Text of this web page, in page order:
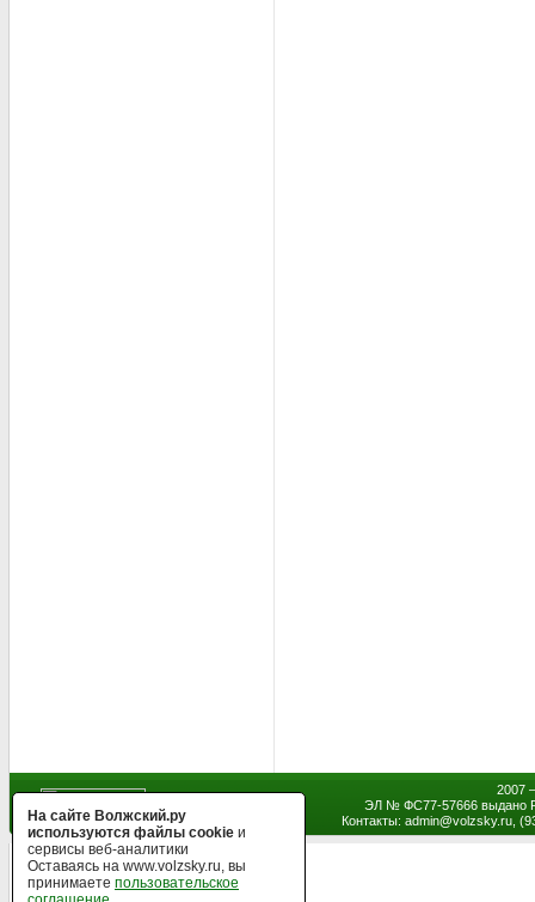
2007
ЭЛ № ФС77-57666 выдано
Контакты: admin@volzsky.ru,
На сайте Волжский.ру
используются файлы cookie и
сервисы веб-аналитики
Оставаясь на www.volzsky.ru, вы
принимаете пользовательское